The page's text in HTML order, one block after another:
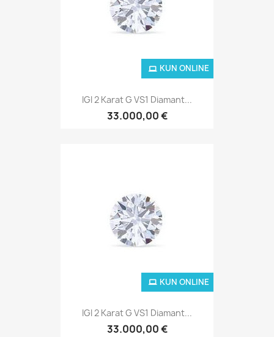
IGI 2 Karat G VS1 Diamant...
33.000,00 €
KUN ONLINE
IGI 2 Karat G VS1 Diamant...
33.000,00 €
KUN ONLINE